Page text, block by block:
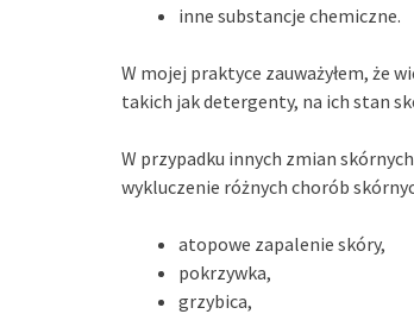
inne substancje chemiczne.
W mojej praktyce zauważyłem, że
takich jak detergenty, na ich stan
W przypadku innych zmian
wykluczenie różnych chorób
atopowe zapalenie skóry,
pokrzywka,
grzybica,